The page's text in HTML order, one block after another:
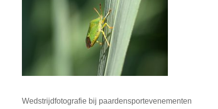
Wedstrijdfotografie bij paardensportevenementen